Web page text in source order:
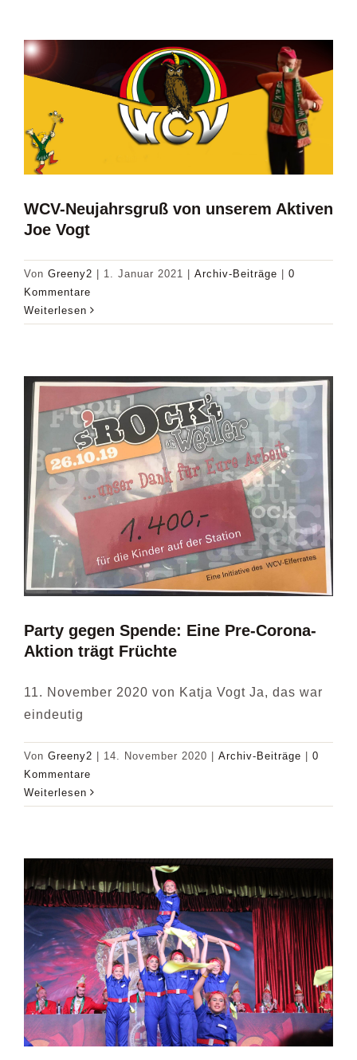
WCV-Neujahrsgruß von unserem Aktiven
Joe Vogt
Von Greeny2 | 1. Januar 2021 | Archiv-Beiträge | 0
Kommentare
Weiterlesen
Party gegen Spende: Eine Pre-Corona-
Aktion trägt Früchte
11. November 2020 von Katja Vogt Ja, das war
eindeutig
Von Greeny2 14. November 2020 Archiv-Beiträge
0
Kommentare
Weiterlesen